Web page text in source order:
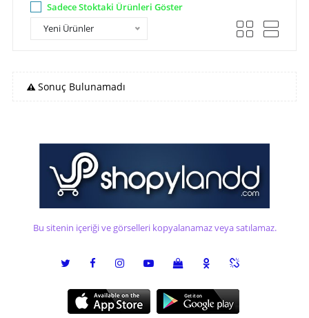
Sadece Stoktaki Ürünleri Göster
Yeni Ürünler
Sonuç Bulunamadı
Bu sitenin içeriği ve görselleri kopyalanamaz veya satılamaz.